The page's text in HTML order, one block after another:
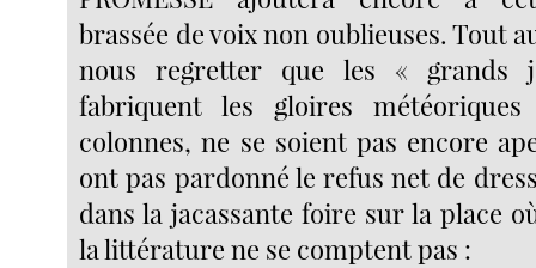
brassée de voix non oublieuses. Tout
nous regretter que les « grands
fabriquent les gloires
colonnes, ne se soient pas encore
ont pas pardonné le refus net de
dans la jacassante foire sur la place
la littérature ne se comptent pas :